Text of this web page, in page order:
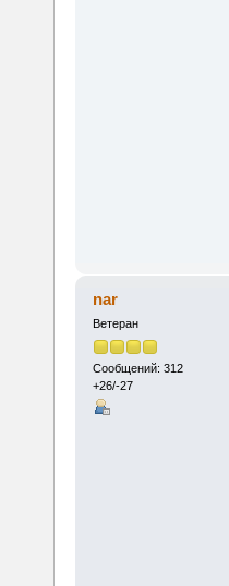
nar
Ветеран
Сообщений: 312
+26/-27